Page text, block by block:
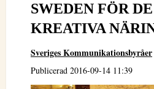
SWEDEN FÖR
KREATIVA
Sveriges Kommunikationsbyråer
Publicerad 2016-09-14 11:39